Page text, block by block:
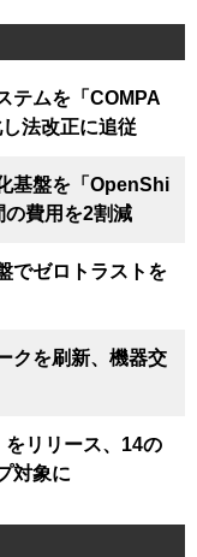
テムを「COMPA
法改正に追従
基盤を「OpenShi
費用を2割減
でゼロトラストを
クを刷新、機器交
をリリース、14の
対象に